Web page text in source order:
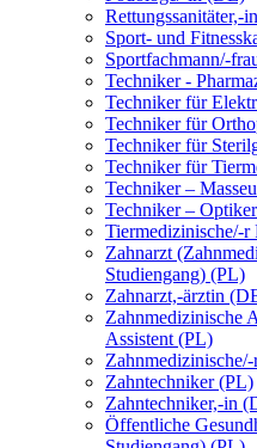
Rettungssanitäter,-
Sport- und
Sportfachmann/-
Techniker -
Techniker für
Techniker für
Techniker für
Techniker für
Techniker –
Techniker –
Tiermedizinische/-r
Zahnarzt
Studiengang) (PL)
Zahnarzt,-ärztin
Zahnmedizinische
Assistent (PL)
Zahntechniker (PL)
Zahntechniker,-in
Öffentliche